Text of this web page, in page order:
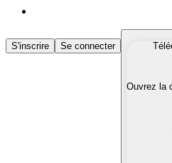
Acheter des
Achetez les
Convertissez vos
S'inscrire Se connecter
Ouvrez la